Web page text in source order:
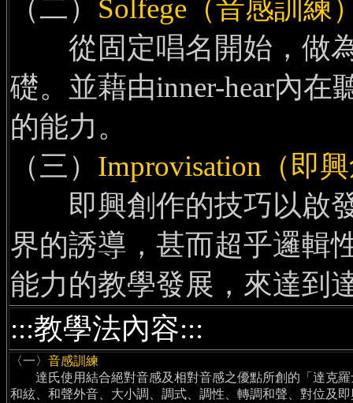
（二） Solfege（音感訓練
從固定唱名開始，做為
礎。並藉由inner-hear內
的能力。
（三） Improvisation（即
即興創作的技巧以啟發
界的誘導，甚而超乎邏輯
能力的教學發展，來達到
:::教學法內容:::
〈一〉 音感訓練
達氏使用結合絕對音感及相對音感之優點所創的「達克羅
和絃、和聲外音、大小調、調式、調性、轉調和聲、對位及